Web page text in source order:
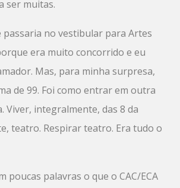
ser muitas.
passaria no vestibular para Artes
era muito concorrido e eu
Mas, para minha surpresa,
de 99. Foi como entrar em outra
Viver, integralmente, das 8 da
teatro. Respirar teatro. Era tudo o
poucas palavras o que o CAC/ECA